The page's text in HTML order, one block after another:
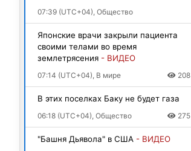
07:39 (UTC+04), Общество
Японские врачи закрыли пациента
своими телами во время
землетрясения - ВИДЕО
07:14 (UTC+04), В мире 208
В этих поселках Баку не будет газа
06:18 (UTC+04), Общество 275
"Башня Дьявола" в США - ВИДЕО